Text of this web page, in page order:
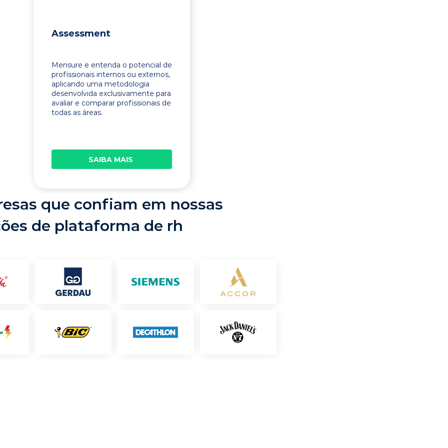
Assessment
Mensure e entenda o potencial de
profissionais internos ou externos,
aplicando uma metodologia
desenvolvida exclusivamente para
avaliar e comparar profissionais de
todas as áreas.
SAIBA MAIS
que confiam em nossas
de plataforma de rh